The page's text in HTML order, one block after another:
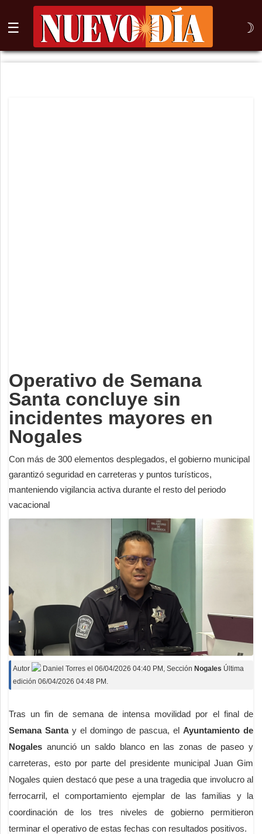
☰ ☽
⌕
Operativo de Semana
Santa concluye sin
incidentes mayores en
Nogales
Con más de 300 elementos desplegados, el gobierno municipal
garantizó seguridad en carreteras y puntos turísticos,
manteniendo vigilancia activa durante el resto del periodo
vacacional
Autor Daniel Torres el 06/04/2026 04:40 PM , Sección Nogales Última
edición 06/04/2026 04:48 PM.
Tras un fin de semana de intensa movilidad por el final de
Semana Santay el domingo de pascua, el Ayuntamiento de
Nogales anunció un saldo blanco en las zonas de paseo y
carreteras, esto por parte del presidente municipal Juan Gim
Nogales quien destacó que pese a una tragedia que involucro al
ferrocarril, el comportamiento ejemplar de las familias y la
coordinación de los tres niveles de gobierno permitieron
terminar el operativo de estas fechas con resultados positivos.